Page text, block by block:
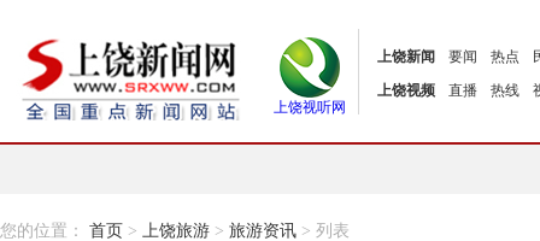
上饶视听网
上饶新闻 要闻 热点
上饶视频
直播 热线
您的位置： 首页 > 上饶旅游 > 旅游资讯 > 列表